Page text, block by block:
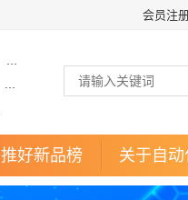
会员注
推好新品榜 关于自动